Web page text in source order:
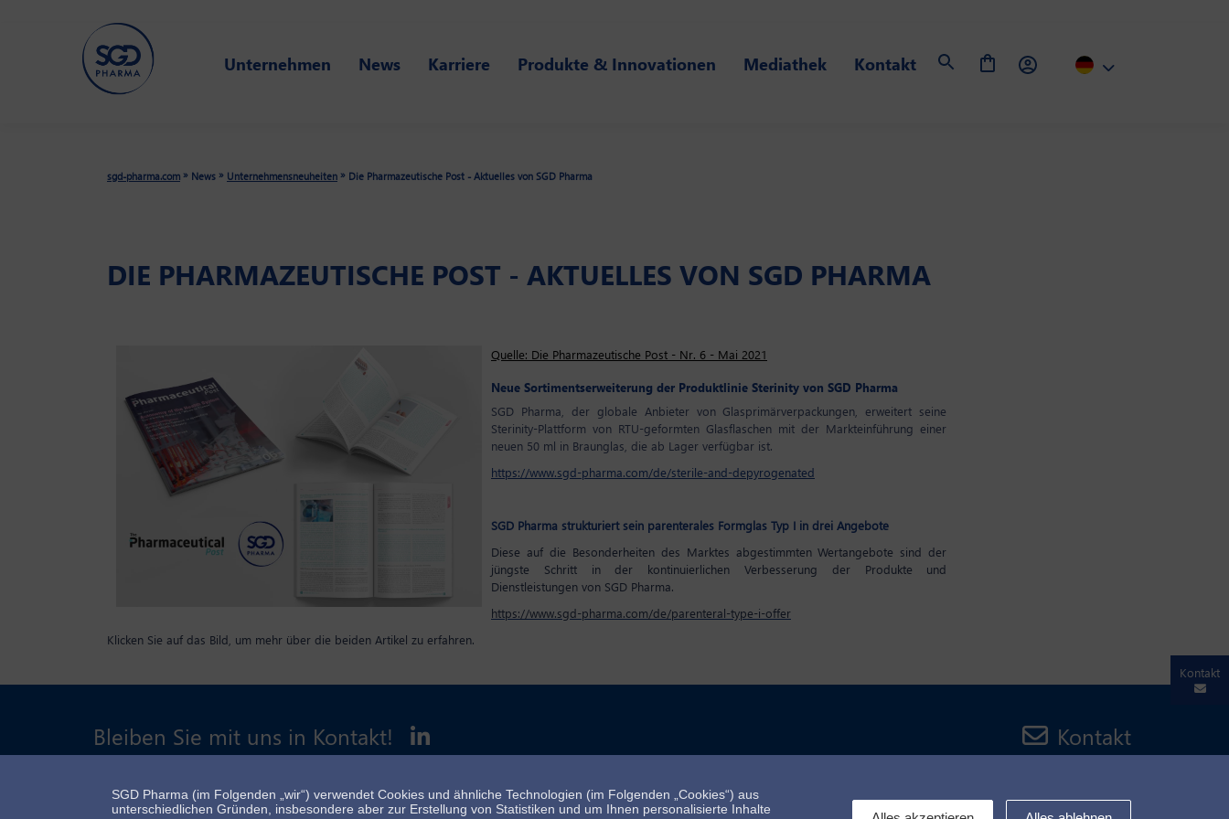
Unternehmen News Karriere Produkte & Innovationen Mediathek Kontakt
sgd-pharma.com » News » Unternehmensneuheiten » Die Pharmazeutische Post - Aktuelles von SGD Pharma
DIE PHARMAZEUTISCHE POST - AKTUELLES VON SGD PHARMA
Quelle: Die Pharmazeutische Post - Nr. 6 - Mai 2021
Neue Sortimentserweiterung der Produktlinie Sterinity von SGD Pharma
SGD Pharma, der globale Anbieter von Glasprimärverpackungen, erweitert seine
Sterinity-Plattform von RTU-geformten Glasflaschen mit der Markteinführung einer
neuen 50 ml in Braunglas, die ab Lager verfügbar ist.
https://www.sgd-pharma.com/de/sterile-and-depyrogenated
SGD Pharma strukturiert sein parenterales Formglas Typ I in drei Angebote
Diese auf die Besonderheiten des Marktes abgestimmten Wertangebote sind der
jüngste Schritt in der kontinuierlichen Verbesserung der Produkte und
Dienstleistungen von SGD Pharma.
https://www.sgd-pharma.com/de/parenteral-type-i-offer
Klicken Sie auf das Bild, um mehr über die beiden Artikel zu erfahren.
Kontakt
Bleiben Sie mit uns in Kontakt! Kontakt
Kontakt Impressum Allg. Verkaufsbedingungen Datenschutzerklärung Whistleblowing Cookies Kontrolle
SGD Pharma (im Folgenden „wir“) verwendet Cookies und ähnliche Technologien (im Folgenden „Cookies“) aus
unterschiedlichen Gründen, insbesondere aber zur Erstellung von Statistiken und um Ihnen personalisierte Inhalte